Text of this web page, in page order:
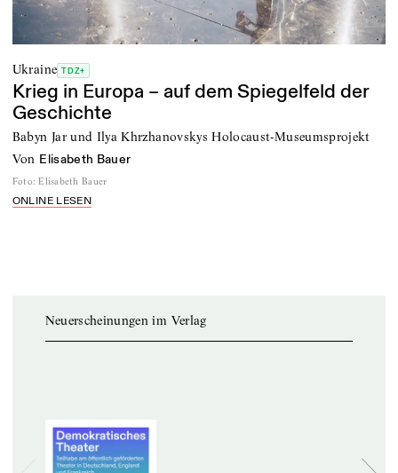
Ukraine TDZ+
Krieg in Europa – auf dem Spiegelfeld der
Geschichte
Babyn Jar und Ilya Khrzhanovskys Holocaust-Museumsprojekt
von Elisabeth Bauer
Foto: Elisabeth Bauer
ONLINE LESEN
Neuerscheinungen im Verlag